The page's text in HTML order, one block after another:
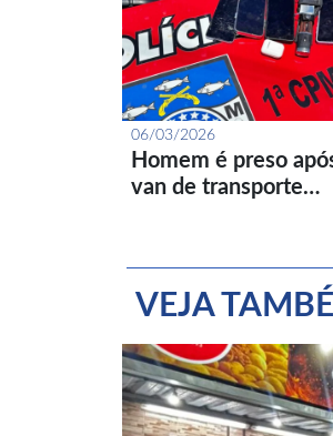
06/03/2026
Homem é preso
van de transporte…
VEJA